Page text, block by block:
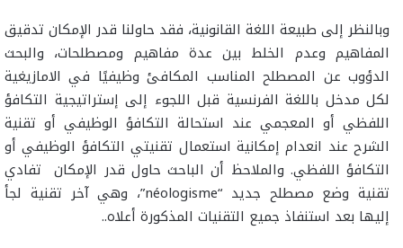
وبالنظر إلى طبيعة اللغة القانونية، فقد حاولنا قدر الإمكان تدقيق
المفاهيم وعدم الخلط بين عدة مفاهيم ومصطلحات، والبحث
الدؤوب عن المصطلح المناسب المكافئ وظيفيًا في الامازيغية
لكل مدخل باللغة الفرنسية قبل اللجوء إلى إستراتيجية التكافؤ
اللفظي أو المعجمي عند استحالة التكافؤ الوظيفي أو تقنية
الشرح عند انعدام إمكانية استعمال تقنيتي التكافؤ الوظيفي أو
التكافؤ اللفظي. والملاحظ أن الباحث حاول قدر الإمكان تفادي
تقنية وضع مصطلح جديد “néologisme”، وهي آخر تقنية لجأ
إليها بعد استنفاذ جميع التقنيات المذكورة أعلاه..